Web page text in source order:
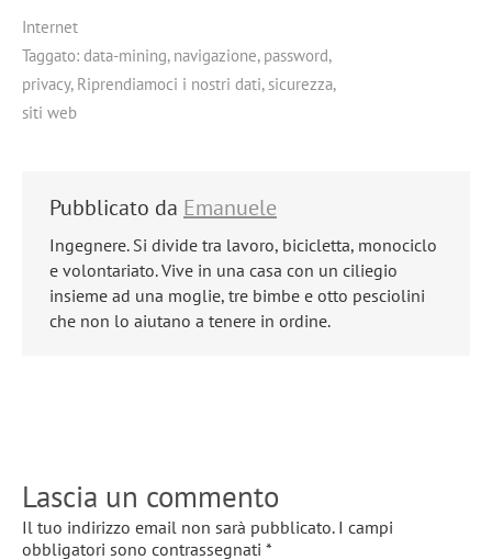
Internet
Taggato: data-mining, navigazione, password,
privacy, Riprendiamoci i nostri dati,sicurezza,
siti web
Pubblicato da Emanuele
Ingegnere. Si divide tra lavoro, bicicletta, monociclo
e volontariato. Vive in una casa con un ciliegio
insieme ad una moglie, tre bimbe e otto pesciolini
che non lo aiutano a tenere in ordine.
Lascia un commento
Il tuo indirizzo email non sarà pubblicato. I campi
obbligatori sono contrassegnati *